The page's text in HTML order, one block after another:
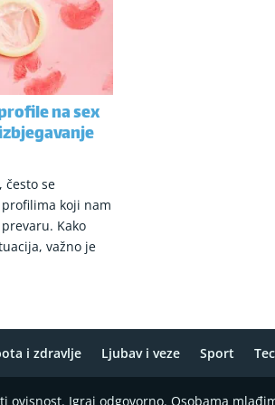
na sex
često se
koji nam
Kako
važno je
i zdravlje Ljubav i veze Sport
ovisnost. Igraj odgovorno. Osobama